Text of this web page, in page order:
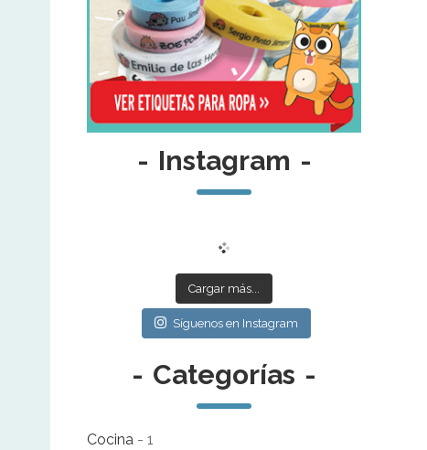
- Instagram -
Cargar más...
Síguenos en Instagram
- Categorías -
Cocina - 1